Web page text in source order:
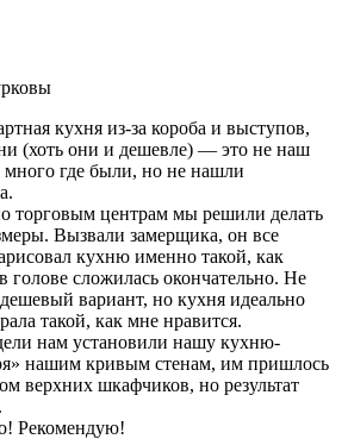
кухня из-за короба и выступов,
(хоть они и дешевле) — это не наш
где были, но не нашли
торговым центрам мы решили делать
Вызвали замерщика, он все
кухню именно такой, как
голове сложилась окончательно. Не
вариант, но кухня идеально
такой, как мне нравится.
нам установили нашу кухню-
нашим кривым стенам, им пришлось
верхних шкафчиков, но результат
Рекомендую!